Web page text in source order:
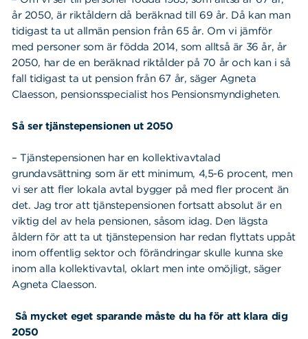
år 2050, är riktåldern då beräknad till 69 år. Då kan man
tidigast ta ut allmän pension från 65 år. Om vi jämför
med personer som är födda 2014, som alltså är 36 år, år
2050, har de en beräknad riktålder på 70 år och kan i så
fall tidigast ta ut pension från 67 år, säger Agneta
Claesson, pensionsspecialist hos Pensionsmyndigheten.
Så ser tjänstepensionen ut 2050
– Tjänstepensionen har en kollektivavtalad
grundavsättning som är ett minimum, 4,5-6 procent, men
vi ser att fler lokala avtal bygger på med fler procent än
det. Jag tror att tjänstepensionen fortsatt absolut är en
viktig del av hela pensionen, såsom idag. Den lägsta
åldern för att ta ut tjänstepension har redan flyttats uppåt
inom offentlig sektor och förändringar skulle kunna ske
inom alla kollektivavtal, oklart men inte omöjligt, säger
Agneta Claesson.
Så mycket eget sparande måste du ha för att klara dig
2050